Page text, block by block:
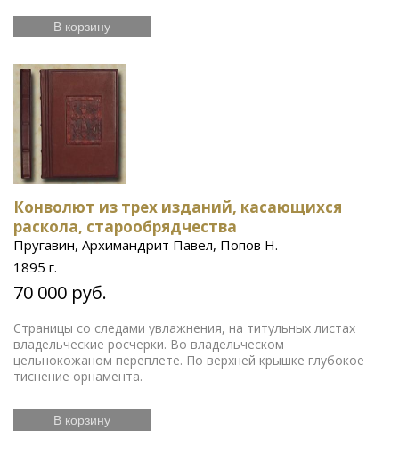
В корзину
Конволют из трех изданий, касающихся
раскола, старообрядчества
Пругавин, Архимандрит Павел, Попов Н.
1895 г.
70 000 руб.
Страницы со следами увлажнения, на титульных листах
владельческие росчерки. Во владельческом
цельнокожаном переплете. По верхней крышке глубокое
тиснение орнамента.
В корзину